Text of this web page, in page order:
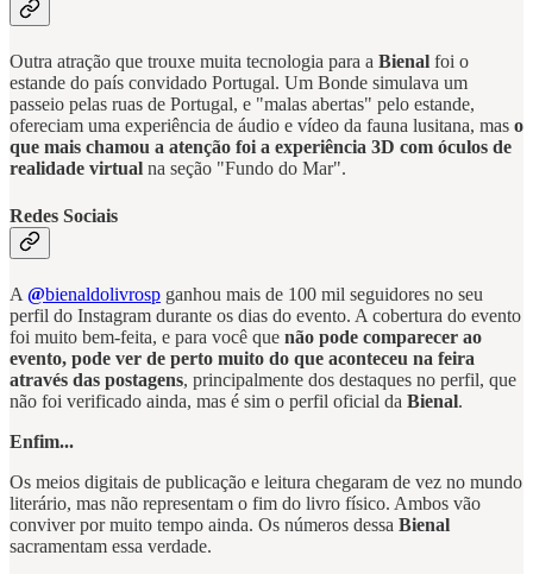
Outra atração que trouxe muita tecnologia para a Bienal foi o
estande do país convidado Portugal. Um Bonde simulava um
passeio pelas ruas de Portugal, e "malas abertas" pelo estande,
ofereciam uma experiência de áudio e vídeo da fauna lusitana, mas o
que mais chamou a atenção foi a experiência 3D com óculos de
realidade virtual na seção "Fundo do Mar".
Redes Sociais
A @bienaldolivrosp ganhou mais de 100 mil seguidores no seu
perfil do Instagram durante os dias do evento. A cobertura do evento
foi muito bem-feita, e para você que não pode comparecer ao
evento, pode ver de perto muito do que aconteceu na feira
através das postagens, principalmente dos destaques no perfil, que
não foi verificado ainda, mas é sim o perfil oficial da Bienal.
Enfim...
Os meios digitais de publicação e leitura chegaram de vez no mundo
literário, mas não representam o fim do livro físico. Ambos vão
conviver por muito tempo ainda. Os números dessa Bienal
sacramentam essa verdade.